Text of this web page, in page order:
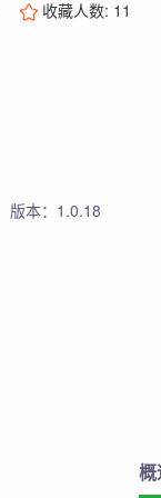
收藏人数: 11
版本：1.0.18
概